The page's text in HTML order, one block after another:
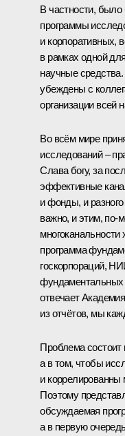
В частности, было
программы
и корпоративных,
в рамках одной
научные
убеждены с
организации всей
Во всём мире
исследований ‒
Слава богу, за
эффективные
и фонды, и
важно, и этим,
программа
госкорпораций,
фундаментальных
отвечает
из отчётов, мы
Проблема состоит
а в том, чтобы
и коррелированны
Поэтому
обсуждаемая
а в первую